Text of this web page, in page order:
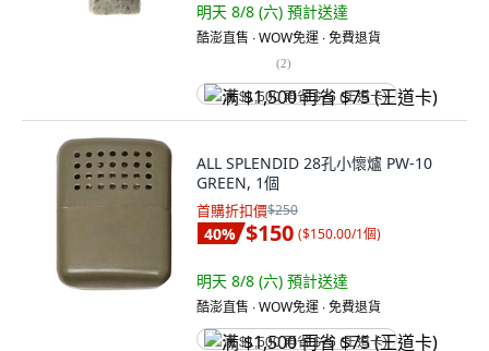
明天 8/8 (六) 預計送達
酷澎直售 ∙ WOW免運 ∙ 免費退貨
(2)
满 $1,500 再省 $75 (王道卡)
ALL SPLENDID 28孔小懷爐 PW-10
GREEN, 1個
首購折扣價$250
40% $150 ($150.00/1個)
明天 8/8 (六) 預計送達
酷澎直售 ∙ WOW免運 ∙ 免費退貨
满 $1,500 再省 $75 (王道卡)